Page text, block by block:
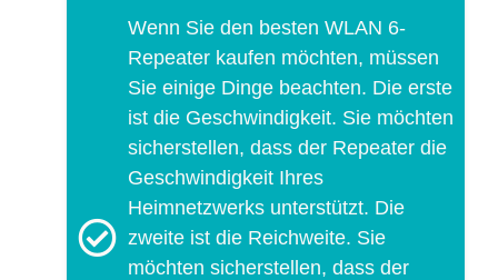
Wenn Sie den besten WLAN 6-
Repeater kaufen möchten, müssen
Sie einige Dinge beachten. Die erste
ist die Geschwindigkeit. Sie möchten
sicherstellen, dass der Repeater die
Geschwindigkeit Ihres
Heimnetzwerks unterstützt. Die
zweite ist die Reichweite. Sie
möchten sicherstellen, dass der